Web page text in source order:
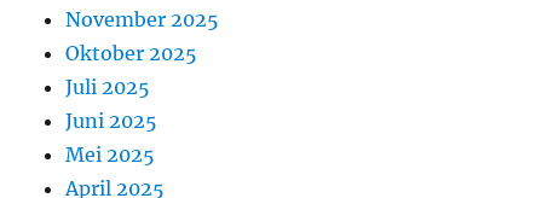
November 2025
Oktober 2025
Juli 2025
Juni 2025
Mei 2025
April 2025